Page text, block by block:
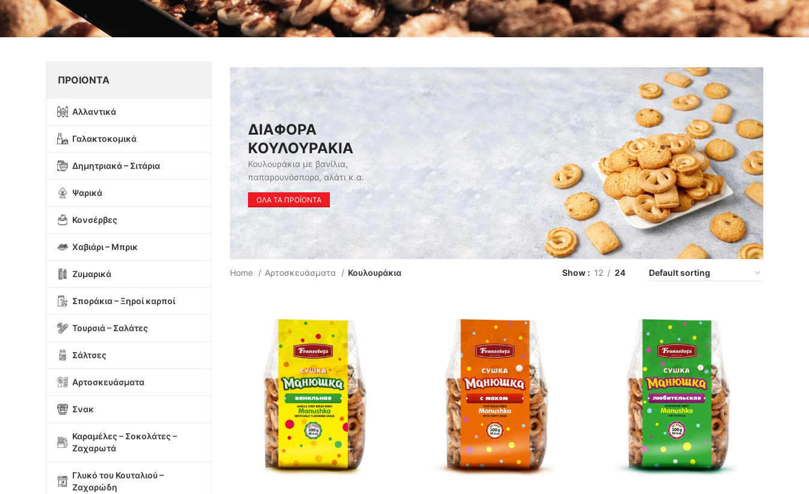
ΠΡΟΙΟΝΤΑ
Αλλαντικά
Γαλακτοκομικά
Δημητριακά – Σιτάρια
Ψαρικά
Κονσέρβες
Χαβιάρι – Μπρικ
Ζυμαρικά
Σποράκια – Ξηροί καρποί
Τουρσιά – Σαλάτες
Σάλτσες
Αρτοσκευάσματα
Σνακ
Καραμέλες – Σοκολάτες –
Ζαχαρωτά
Γλυκό του Κουταλιού –
Ζαχαρώδη
ΔΙΑΦΟΡΑ
ΚΟΥΛΟΥΡΑΚΙΑ
Κουλουράκια με βανίλια,
παπαρουνόσπορο, αλάτι κ.α.
ΟΛΑ ΤΑ ΠΡΟΪΟΝΤΑ
Home Αρτοσκευάσματα Κουλουράκια Show 12 24